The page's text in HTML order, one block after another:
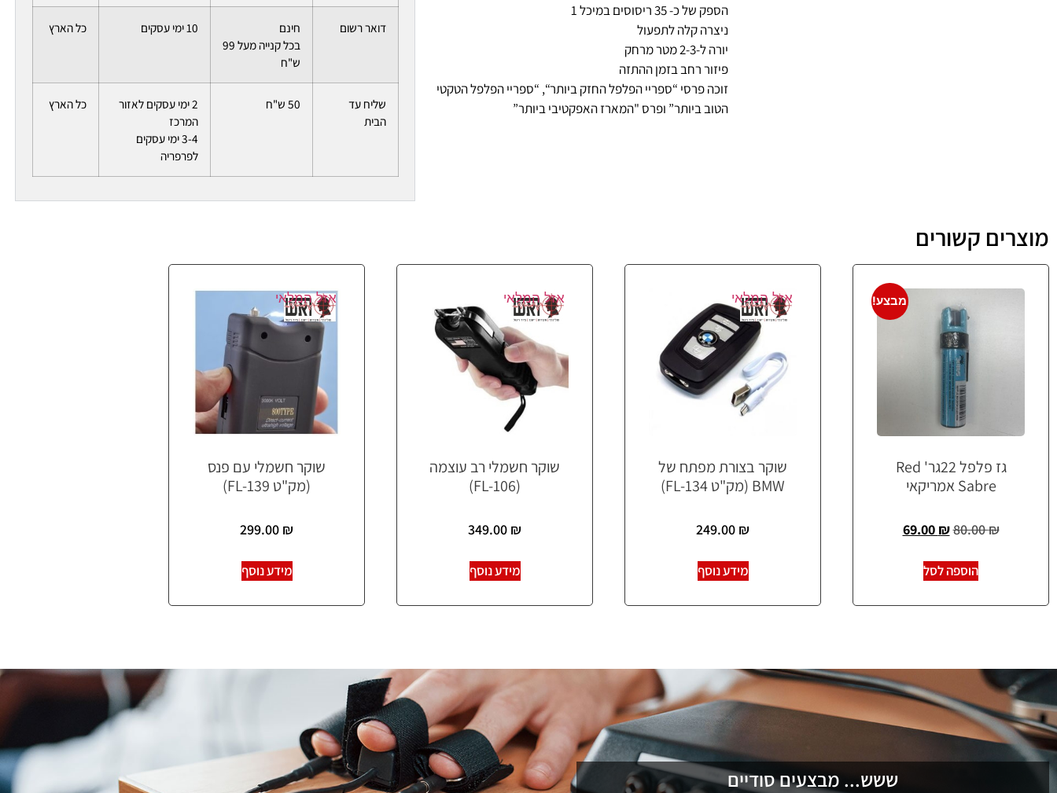
הספק של כ- 35 ריסוסים במיכל 1
ניצרה קלה לתפעול
יורה ל-2-3 מטר מרחק
פיזור רחב בזמן ההתזה
זוכה פרסי “ספריי הפלפל החזק ביותר“, “ספריי הפלפל הטקטי
הטוב ביותר” ופרס "המארז האפקטיבי ביותר”
דואר רשום
חינם
בכל קנייה מעל 99
ש"ח
10 ימי עסקים כל הארץ
שליח עד
הבית
50 ש"ח
2 ימי עסקים לאזור
המרכז
3-4 ימי עסקים
לפרפריה
כל הארץ
מוצרים קשורים
מבצע!
גז פלפל 22גר' Red
Sabre אמריקאי
80.00₪
69.00 ₪
הוספה לסל
אזל המלאי
שוקר בצורת מפתח של
BMW (מק"ט FL-134)
249.00 ₪
מידע נוסף
אזל המלאי
שוקר חשמלי רב עוצמה
(FL-106)
349.00 ₪
מידע נוסף
אזל המלאי
שוקר חשמלי עם פנס
(מק"ט FL-139)
299.00 ₪
מידע נוסף
ששש... מבצעים סודיים